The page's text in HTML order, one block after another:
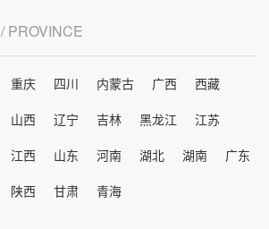
/ PROVINCE
重庆 四川 内蒙古 广西
西藏
山西 辽宁 吉林 黑龙江
江苏
江西 山东 河南 湖北 湖南
广东
陕西 甘肃 青海